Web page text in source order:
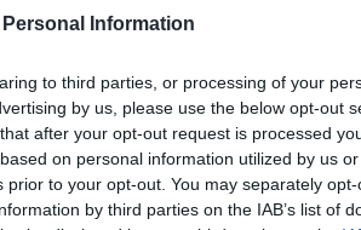
Information
to third parties, or processing of your
by us, please use the below opt-out
after your opt-out request is processed
on personal information utilized by us
to your opt-out. You may separately
by third parties on the IAB’s list of
hanem
való szextil
Később a
hatalmával. De
is. Este viszont
érzékiség és az